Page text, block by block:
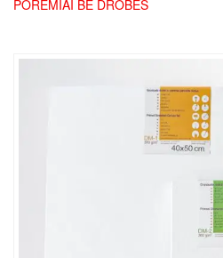
PORĖMIAI BE DROBĖS